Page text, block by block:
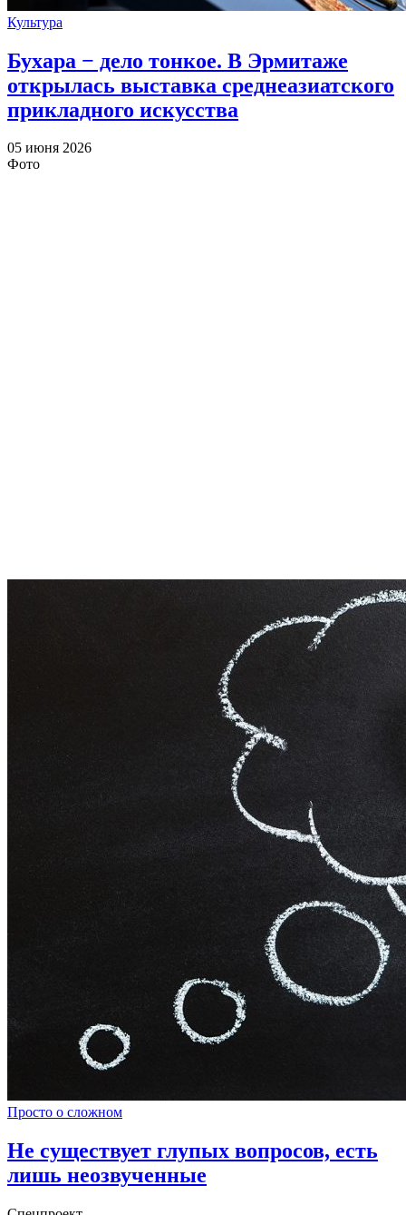
Культура
Бухара − дело тонкое. В Эрмитаже
открылась выставка среднеазиатского
прикладного искусства
05 июня 2026
Фото
Просто о сложном
Не существует глупых вопросов, есть
лишь неозвученные